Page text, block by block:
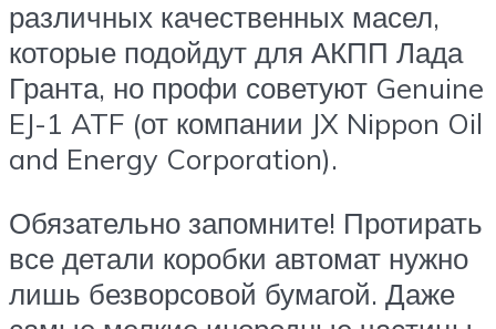
различных качественных масел,
которые подойдут для АКПП Лада
Гранта, но профи советуют Genuine
EJ-1 ATF (от компании JX Nippon Oil
and Energy Corporation).
Обязательно запомните! Протирать
все детали коробки автомат нужно
лишь безворсовой бумагой. Даже